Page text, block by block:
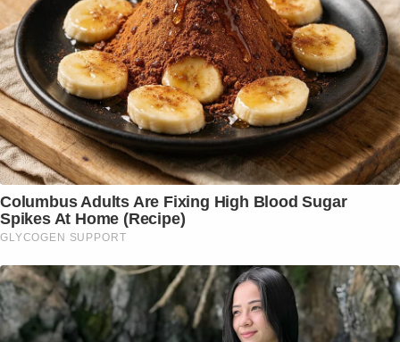
Columbus Adults Are Fixing High Blood Sugar
Spikes At Home (Recipe)
GLYCOGEN SUPPORT